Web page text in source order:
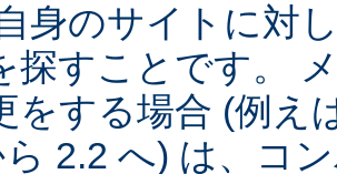
身のサイトに対
探すことです。
をする場合 (例え
2.2 へ) は、コ